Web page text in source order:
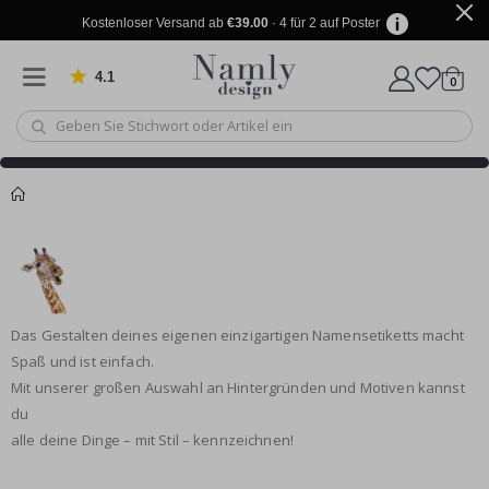
Kostenloser Versand ab €39.00· 4 für 2 auf Poster
4.1 von 1032 Bewertungen
Wagen
0
Sie könnten auch
darunter leiden ✔
Das Gestalten deines eigenen einzigartigen Namensetiketts macht
Spaß und ist einfach.
Mit unserer großen Auswahl an Hintergründen und Motiven kannst
du
alle deine Dinge – mit Stil – kennzeichnen!